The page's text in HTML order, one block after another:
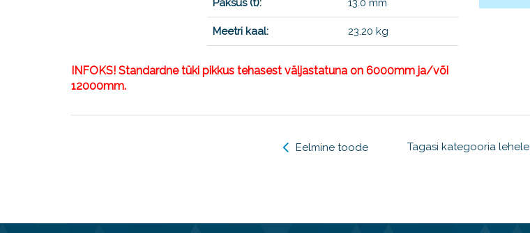
Paksus (t): 13.0 mm
Meetri kaal: 23.20 kg
INFOKS! Standardne tüki pikkus tehasest väljastatuna on 6000mm ja/või
12000mm.
Eelmine toode Tagasi kategooria lehele